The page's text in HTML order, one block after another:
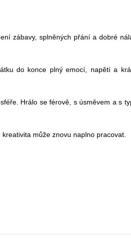
zábavy, splněných přání a dobré
do konce plný emocí, napětí a
Hrálo se férově, s úsměvem a s
může znovu naplno pracovat.